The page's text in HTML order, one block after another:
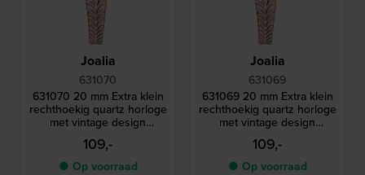
Joalia
631070
631070 20 mm Extra klein
rechthoekig quartz horloge
met vintage design
milanese armband
109,-
● Op voorraad
Joalia
631069
631069 20 mm Extra klein
rechthoekig quartz horloge
met vintage design
milanese armband
109,-
● Op voorraad